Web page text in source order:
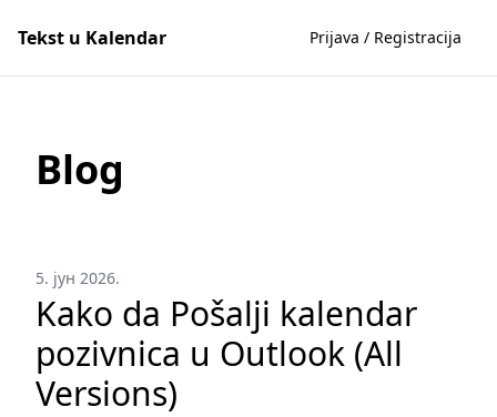
Tekst u Kalendar Prijava / Registracija
Blog
5. јун 2026.
Kako da Pošalji kalendar
pozivnica u Outlook (All
Versions)